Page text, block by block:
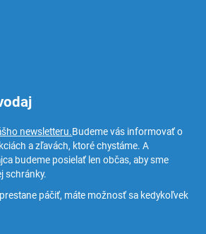
newsletteru.Budeme vás informovať o
a zľavách, ktoré chystáme. A
budeme posielať len občas, aby sme
schránky.
páčiť, máte možnosť sa kedykoľvek